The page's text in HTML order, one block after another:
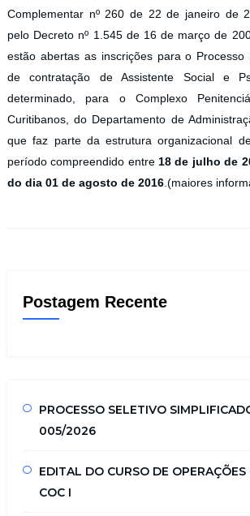
Complementar nº 260 de 22 de janeiro de
pelo Decreto nº 1.545 de 16 de março de
estão abertas as inscrições para o Processo
de contratação de Assistente Social e
determinado, para o Complexo
Curitibanos, do Departamento de
que faz parte da estrutura organizacional
período compreendido entre 18 de julho de
do dia 01 de agosto de 2016 (maiores
Postagem Recente
PROCESSO SELETIVO
005/2026
EDITAL DO CURSO DE OPERAÇÕES
COC I